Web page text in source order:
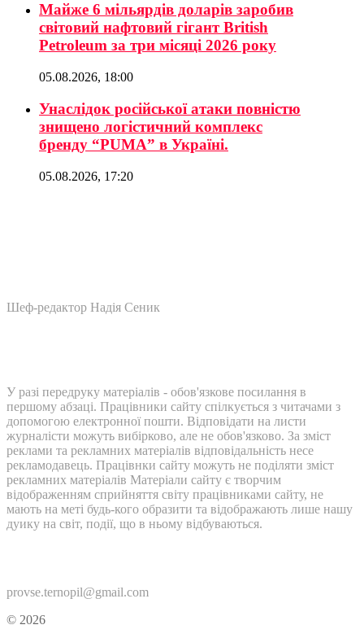
Майже 6 мільярдів доларів заробив
світовий нафтовий гігант British
Petroleum за три місяці 2026 року
05.08.2026, 18:00
Унаслідок російської атаки повністю
знищено логістичний комплекс
бренду “PUMA” в Україні.
05.08.2026, 17:20
Шеф-редактор Надія Сеник
У разі передруку матеріалів - обов'язкове посилання в
першому абзаці. Працівники сайту спілкується з читачами з
допомогою електронної пошти. Відповідати на листи
журналісти можуть вибірково, але не обов'язково. За зміст
реклами та рекламних матеріалів відповідальність несе
рекламодавець. Працівнки сайту можуть не поділяти зміст
рекламних матеріалів Матеріали сайту є творчим
відображенням сприйняття світу працівниками сайту, не
мають на меті будь-кого образити та відображають лише нашу
дуику на світ, події, що в ньому відбуваються.
provse.ternopil@gmail.com
© 2026